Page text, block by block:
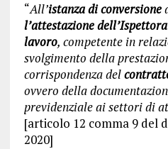
“All’istanza di conversione
l’attestazione
lavoro, competente in
svolgimento della
corrispondenza del
ovvero della
previdenziale ai settori di
[articolo 12 comma 9 del
2020]